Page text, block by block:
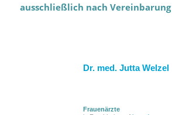
ausschließlich nach Vereinbarung
Dr. med. Jutta Welzel
Frauenärzte